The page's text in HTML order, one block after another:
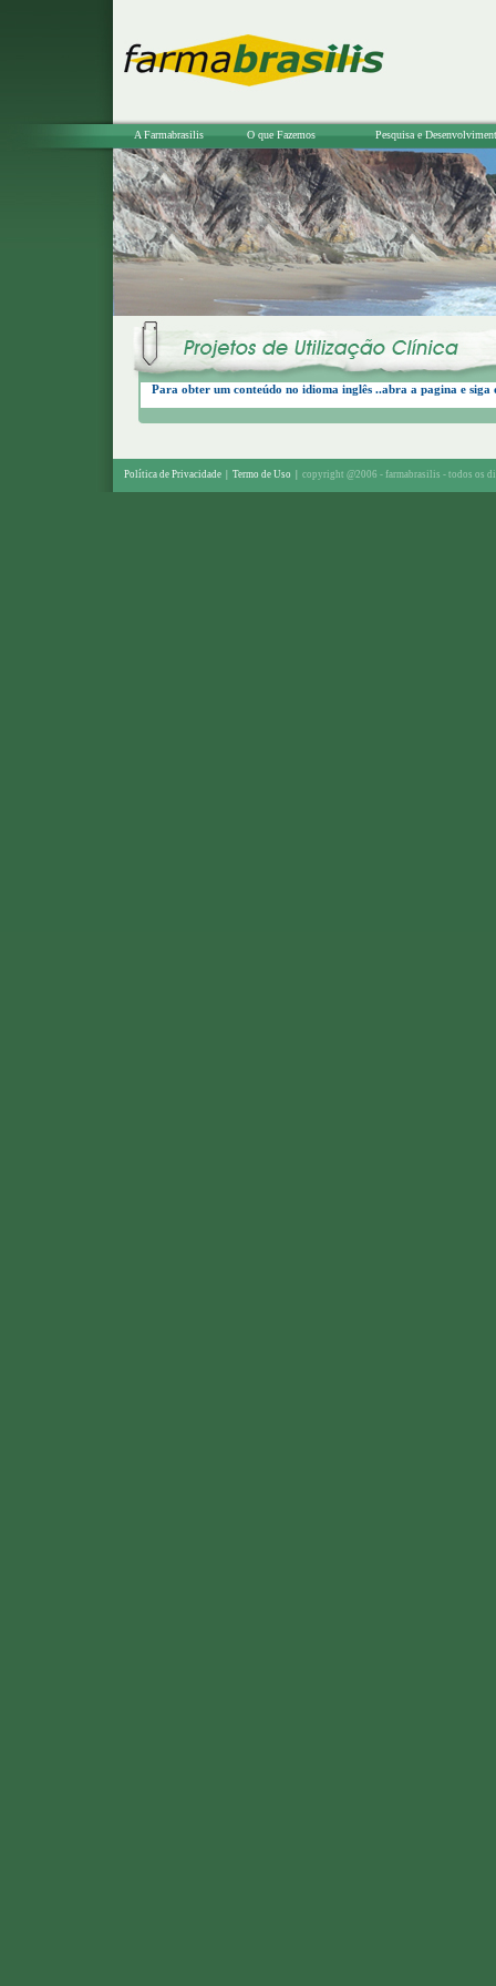
A Farmabrasilis O que Fazemos Pesquisa e
Para obter um conteúdo no idioma inglês ..abra a pagina e siga
Política de Privacidade Termo de Uso copyright @2006 - farmabrasilis - todos os